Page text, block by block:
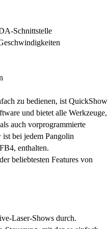
Schnittstelle
zu bedienen, ist QuickShow
und bietet alle Werkzeuge,
auch vorprogrammierte
bei jedem Pangolin
enthalten.
beliebtesten Features von
Laser-Shows durch.